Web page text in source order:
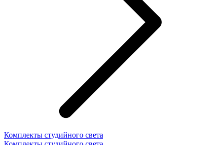
Комплекты студийного света